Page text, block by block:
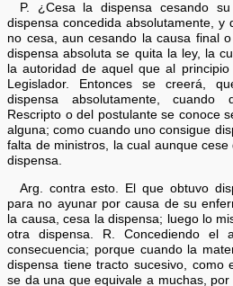
P. ¿Cesa la dispensa cesando
dispensa concedida absolutamente, y
no cesa, aun cesando la causa final
dispensa absoluta se quita la ley, la
la autoridad de aquel que al
Legislador. Entonces se creerá,
dispensa absolutamente, cuando
Rescripto o del postulante se conoce
alguna; como cuando uno consigue
falta de ministros, la cual aunque
dispensa.
Arg. contra esto. El que obtuvo
para no ayunar por causa de su
la causa, cesa la dispensa; luego lo
otra dispensa. R. Concediendo el
consecuencia; porque cuando la
dispensa tiene tracto sucesivo, como
se da una que equivale a muchas,